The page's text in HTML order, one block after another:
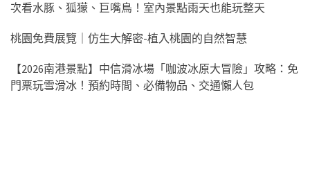
次看水豚、狐獴、巨嘴鳥！室內景點雨天也能玩整天
桃園免費展覽｜仿生大解密-植入桃園的自然智慧
【2026南港景點】中信滑冰場「咖波冰原大冒險」攻略：免
門票玩雪滑冰！預約時間、必備物品、交通懶人包